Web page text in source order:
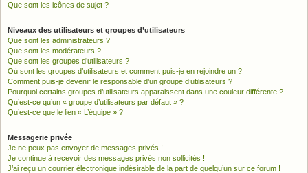
Que sont les icônes de sujet ?
Niveaux des utilisateurs et groupes d’utilisateurs
Que sont les administrateurs ?
Que sont les modérateurs ?
Que sont les groupes d’utilisateurs ?
Où sont les groupes d’utilisateurs et comment puis-je en rejoindre un ?
Comment puis-je devenir le responsable d’un groupe d’utilisateurs ?
Pourquoi certains groupes d’utilisateurs apparaissent dans une couleur différente ?
Qu’est-ce qu’un « groupe d’utilisateurs par défaut » ?
Qu’est-ce que le lien « L’équipe » ?
Messagerie privée
Je ne peux pas envoyer de messages privés !
Je continue à recevoir des messages privés non sollicités !
J’ai reçu un courrier électronique indésirable de la part de quelqu’un sur ce forum !